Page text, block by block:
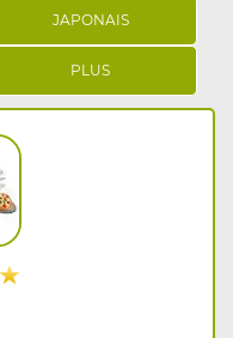
JAPONAIS
PLUS